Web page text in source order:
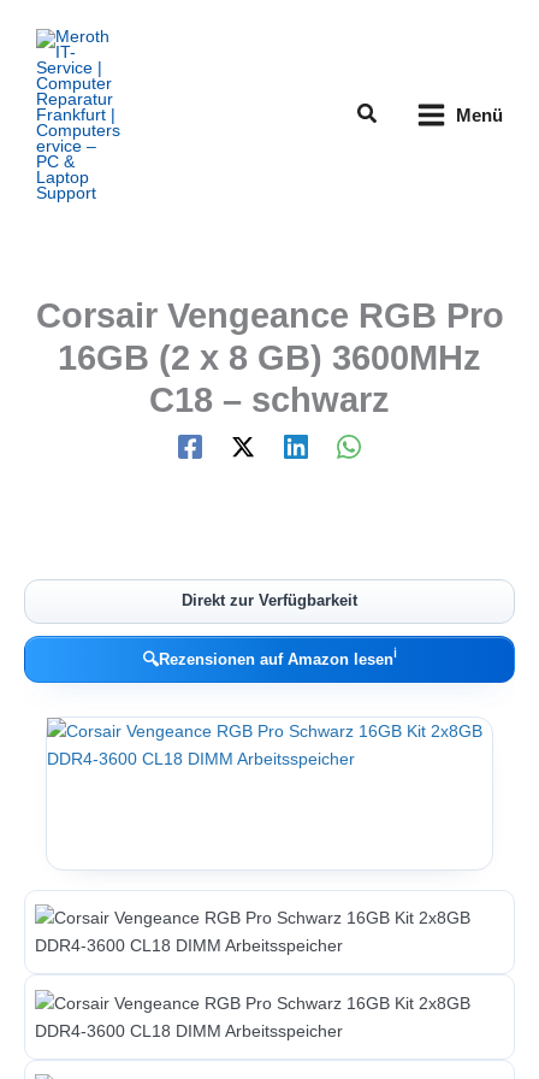
Inhalt
springen
Suchen Menü
Corsair Vengeance RGB Pro
16GB (2 x 8 GB) 3600MHz
C18 – schwarz
Direkt zur Verfügbarkeit
🔍Rezensionen auf Amazon lesenℹ︎